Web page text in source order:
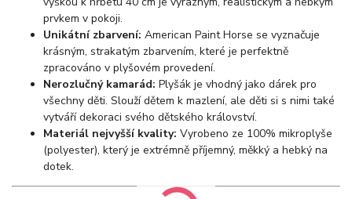
prvkem v pokoji.
Unikátní zbarvení: American Paint Horse se vyznačuje
krásným, strakatým zbarvením, které je perfektně
zpracováno v plyšovém provedení.
Nerozlučný kamarád: Plyšák je vhodný jako dárek pro
všechny děti. Slouží dětem k mazlení, ale děti si s nimi také
vytváří dekoraci svého dětského království.
Materiál nejvyšší kvality: Vyrobeno ze 100% mikroplyše
(polyester), který je extrémně příjemný, měkký a hebký na
dotek.